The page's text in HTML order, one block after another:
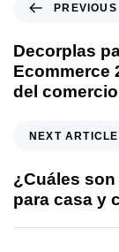
Decorplas
Ecommerce
del
NEXT ARTICLE
¿Cuáles
para casa y